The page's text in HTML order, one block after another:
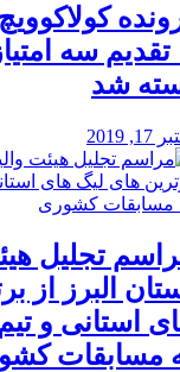
تقدیم سه
شد
2019
تجلیل
البرز از
استانی و
مسابقات